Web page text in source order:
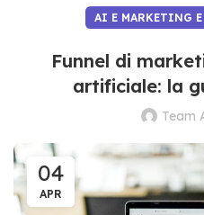
AI E MARKETING
Funnel di
artificiale: la
Team
04
APR